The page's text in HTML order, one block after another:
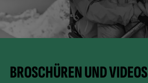
BROSCHÜREN UND VIDEOS